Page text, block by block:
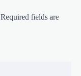
Required fields are